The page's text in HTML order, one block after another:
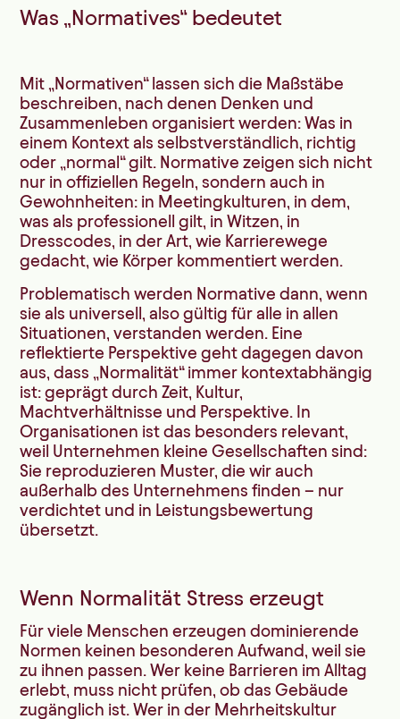
Was „Normatives“ bedeutet
Mit „Normativen“ lassen sich die Maßstäbe
beschreiben, nach denen Denken und
Zusammenleben organisiert werden: Was in
einem Kontext als selbstverständlich, richtig
oder „normal“ gilt. Normative zeigen sich nicht
nur in offiziellen Regeln, sondern auch in
Gewohnheiten: in Meetingkulturen, in dem,
was als professionell gilt, in Witzen, in
Dresscodes, in der Art, wie Karrierewege
gedacht, wie Körper kommentiert werden.
Problematisch werden Normative dann, wenn
sie als universell, also gültig für alle in allen
Situationen, verstanden werden. Eine
reflektierte Perspektive geht dagegen davon
aus, dass „Normalität“ immer kontextabhängig
ist: geprägt durch Zeit, Kultur,
Machtverhältnisse und Perspektive. In
Organisationen ist das besonders relevant,
weil Unternehmen kleine Gesellschaften sind:
Sie reproduzieren Muster, die wir auch
außerhalb des Unternehmens finden – nur
verdichtet und in Leistungsbewertung
übersetzt.
Wenn Normalität Stress erzeugt
Für viele Menschen erzeugen dominierende
Normen keinen besonderen Aufwand, weil sie
zu ihnen passen. Wer keine Barrieren im Alltag
erlebt, muss nicht prüfen, ob das Gebäude
zugänglich ist. Wer in der Mehrheitskultur